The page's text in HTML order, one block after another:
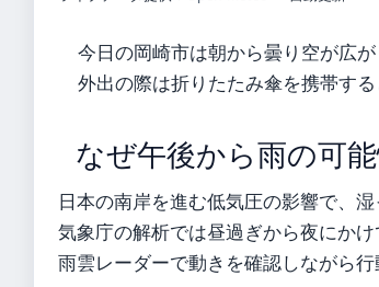
今日の岡崎市は朝から曇り空が広
外出の際は折りたたみ傘を携帯する
なぜ午後から雨の可
日本の南岸を進む低気圧の影響で、
気象庁の解析では昼過ぎから夜にかけ
雨雲レーダーで動きを確認しながら行